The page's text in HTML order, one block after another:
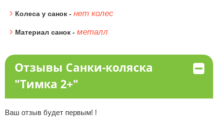
Колеса у санок - нет колес
Материал санок - металл
Отзывы Санки-коляска
"Тимка 2+"
Ваш отзыв будет первым! !